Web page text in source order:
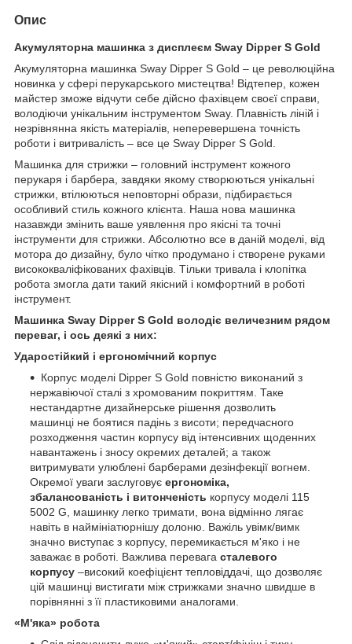
Опис
Акумуляторна машинка з дисплеєм Sway Dipper S Gold
Акумуляторна машинка Sway Dipper S Gold – це революційна
новинка у сфері перукарського мистецтва! Відтепер, кожен
майстер зможе відчути себе дійсно фахівцем своєї справи,
володіючи унікальним інструментом Sway. Плавність ліній і
незрівнянна якість матеріалів, неперевершена точність
роботи і витривалість – все це Sway Dipper S Gold.
Машинка для стрижки – головний інструмент кожного
перукаря і барбера, завдяки якому створюються унікальні
стрижки, втілюються неповторні образи, підбирається
особливий стиль кожного клієнта. Наша нова машинка
назавжди змінить ваше уявлення про якісні та точні
інструменти для стрижки. Абсолютно все в даній моделі, від
мотора до дизайну, було чітко продумано і створене руками
висококваліфікованих фахівців. Тільки тривала і клопітка
робота змогла дати такий якісний і комфортний в роботі
інструмент.
Машинка Sway Dipper S Gold володіє величезним рядом
переваг, і ось деякі з них:
Ударостійкий і ергономічний корпус
Корпус моделі Dipper S Gold повністю виконаний з
нержавіючої сталі з хромованим покриттям. Таке
нестандартне дизайнерське рішення дозволить
машинці не боятися падінь з висоти; передчасного
розходження частин корпусу від інтенсивних щоденних
навантажень і зносу окремих деталей; а також
витримувати улюблені барберами дезінфекції вогнем.
Окремої уваги заслуговує ергономіка,
збалансованість і витонченість корпусу моделі 115
5002 G, машинку легко тримати, вона відмінно лягає
навіть в наймініатюрнішу долоню. Важіль увімк/вимк
значно виступає з корпусу, перемикається м'яко і не
заважає в роботі. Важлива перевага сталевого
корпусу –високий коефіцієнт тепловіддачі, що дозволяє
цій машинці вистигати між стрижками значно швидше в
порівнянні з її пластиковими аналогами.
«М'яка» робота